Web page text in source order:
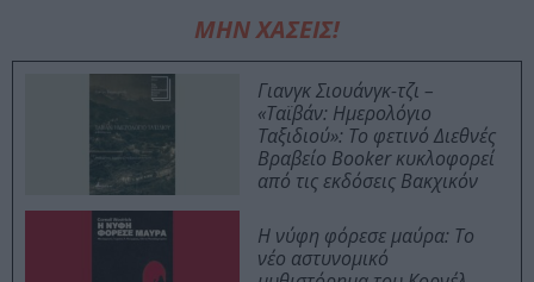
ΜΗΝ ΧΑΣΕΙΣ!
Γιανγκ Σιουάνγκ-τζι –
«Ταϊβάν: Ημερολόγιο
Ταξιδιού»: Το φετινό Διεθνές
Βραβείο Booker κυκλοφορεί
από τις εκδόσεις Βακχικόν
Η νύφη φόρεσε μαύρα: Το
νέο αστυνομικό